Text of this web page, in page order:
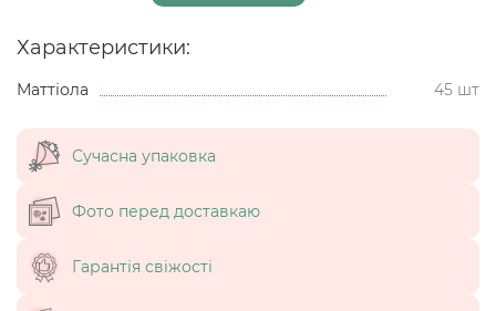
Характеристики:
Маттіола 45 шт
Сучасна упаковка
Фото перед доставкаю
Гарантія свіжості